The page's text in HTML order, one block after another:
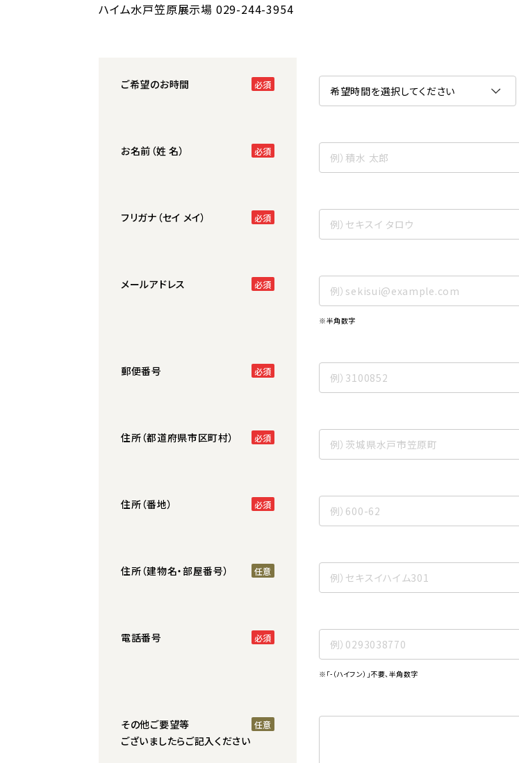
ハイム水戸笠原展示場 029-244-3954
ご希望のお時間
お名前（姓 名）
フリガナ（セイ メイ）
メールアドレス
※半角数字
郵便番号
住所（都道府県市区町村）
住所（番地）
住所（建物名・部屋番号）
電話番号
※「-（ハイフン）」不要、半角数字
その他ご要望等
ございましたらご記入ください